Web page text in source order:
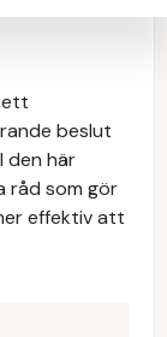
ett
beslut
den här
råd som gör
effektiv att